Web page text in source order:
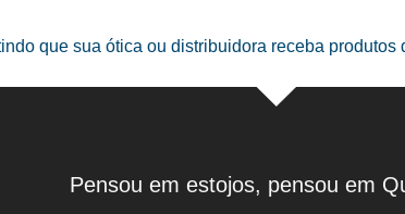
que sua ótica ou distribuidora receba
Pensou em estojos, pensou em